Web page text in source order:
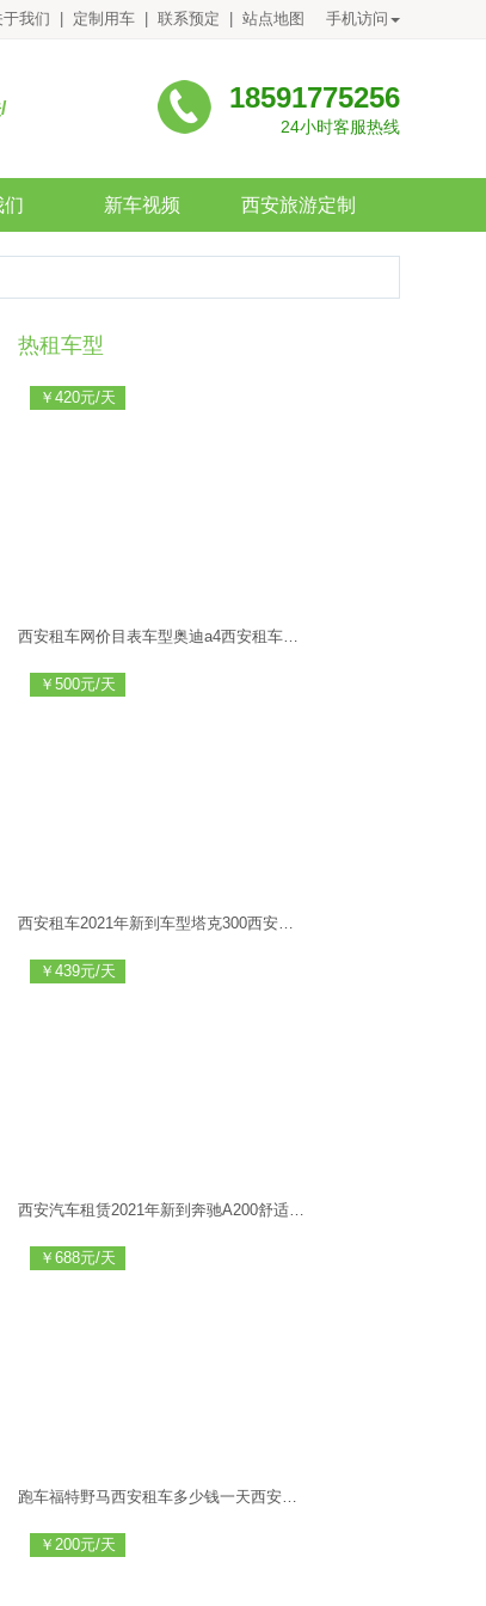
手机访问
于我们 定制用车 联系预定 站点地图
18591775256
24小时客服热线
们 新车视频 西安旅游定制
热租车型
￥420元/天
西安租车网价目表车型奥迪a4西安租车方便西安租车多少钱
￥500元/天
西安租车2021年新到车型塔克300西安汽车租赁一日游旅游租车
￥439元/天
西安汽车租赁2021年新到奔驰A200舒适车凯迪拉克CT4西安旅游租
￥688元/天
跑车福特野马西安租车多少钱一天西安租车福特野马价格
￥200元/天